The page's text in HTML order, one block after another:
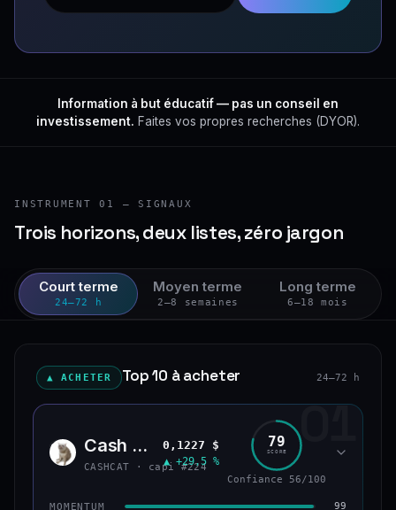
Information à but éducatif — pas un conseil en
investissement. Faites vos propres recherches (DYOR).
INSTRUMENT 01 — SIGNAUX
Trois horizons, deux listes, zéro jargon
Court terme
24–72 h
Moyen terme
2–8 semaines
Long terme
6–18 mois
▲ ACHETER Top 10 à acheter 24–72 h
01
CASH Cash Cat
CASHCAT · capi #224
0,1227 $
▲ +29,5 %
79
SCORE
Confiance 56/100
MOMENTUM 99